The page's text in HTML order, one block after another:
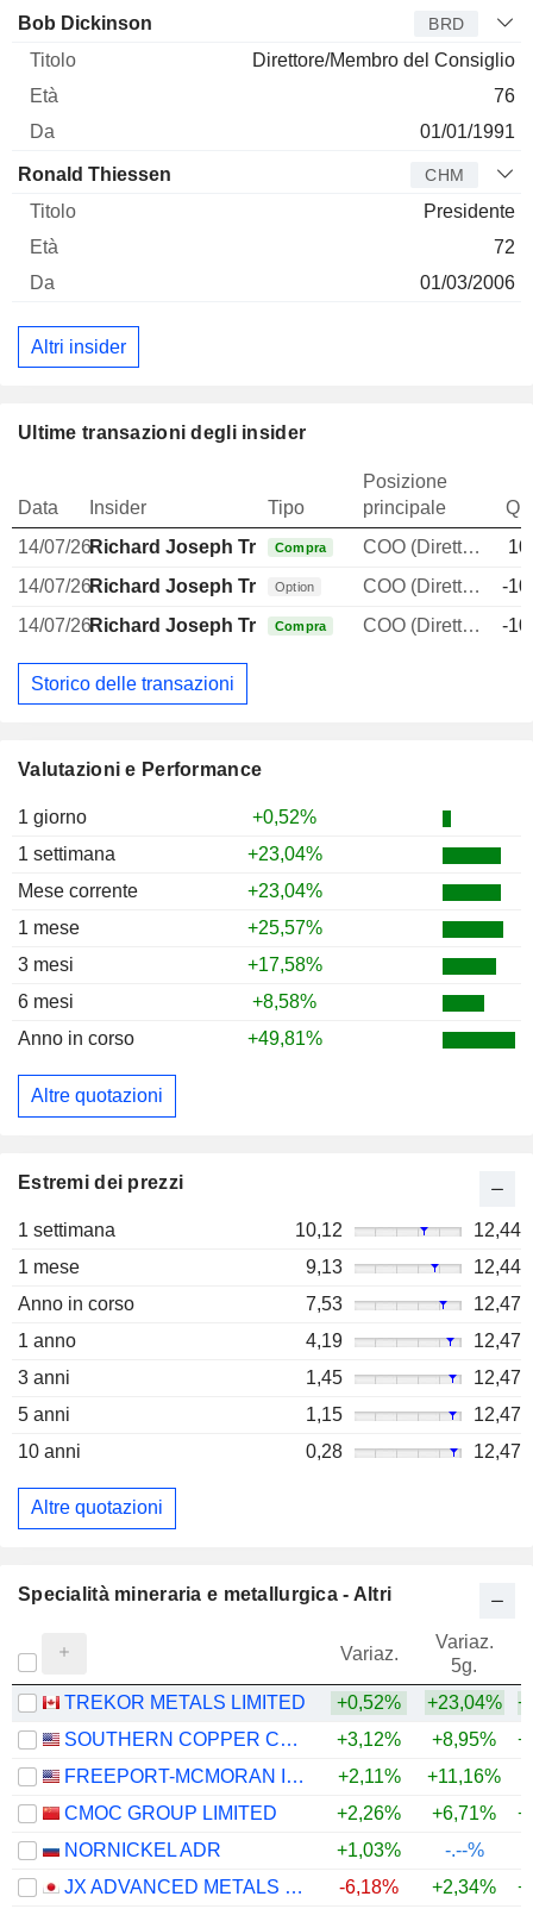
Valutazioni e Performance
1 giorno
+0,52%
1 settimana
+23,04%
Mese corrente
+23,04%
1 mese
+25,57%
3 mesi
+17,58%
6 mesi
+8,58%
Anno in corso
+49,81%
Altre quotazioni
Estremi dei prezzi
1 settimana 10,12
12,44
1 mese
9,13
12,44
Anno in corso
7,53
12,47
1 anno
4,19
12,47
3 anni
1,45
12,47
5 anni
1,15
12,47
10 anni
0,28 12,47
Altre quotazioni
Bob Dickinson BRD
Direttore/Membro del Consiglio
76
01/01/1991
Ronald Thiessen CHM
Presidente
72
01/03/2006
Altri insider
Ultime transazioni degli insider
Data Insider Tipo
Posizione
principale
14/07/26Richard Joseph Tremblay
Compra COO (Direttore operativo)
14/07/26Richard Joseph Tremblay
Option COO (Direttore operativo)
-
14/07/26Richard Joseph Tremblay
Compra COO (Direttore operativo) -
Storico delle transazioni
Specialità mineraria e metallurgica - Altri
Variaz.
Variaz.
5g.
TREKOR METALS LIMITED +0,52% +23,04%
SOUTHERN COPPER CORPORATION
+3,12% +8,95%
FREEPORT-MCMORAN INC.
+2,11% +11,16%
CMOC GROUP LIMITED
+2,26% +6,71%
NORNICKEL ADR
+1,03%
-.--%
JX ADVANCED METALS CORPORATION
-6,18% +2,34%